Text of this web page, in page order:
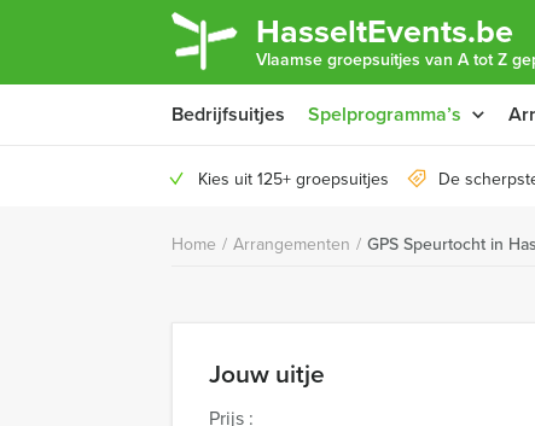
HasseltEvents.be
Vlaamse groepsuitjes van A tot Z
Bedrijfsuitjes Spelprogramma’s
Kies uit 125+ groepsuitjes De
Home / Arrangementen / GPS Speurtocht in
Jouw uitje
Prijs :